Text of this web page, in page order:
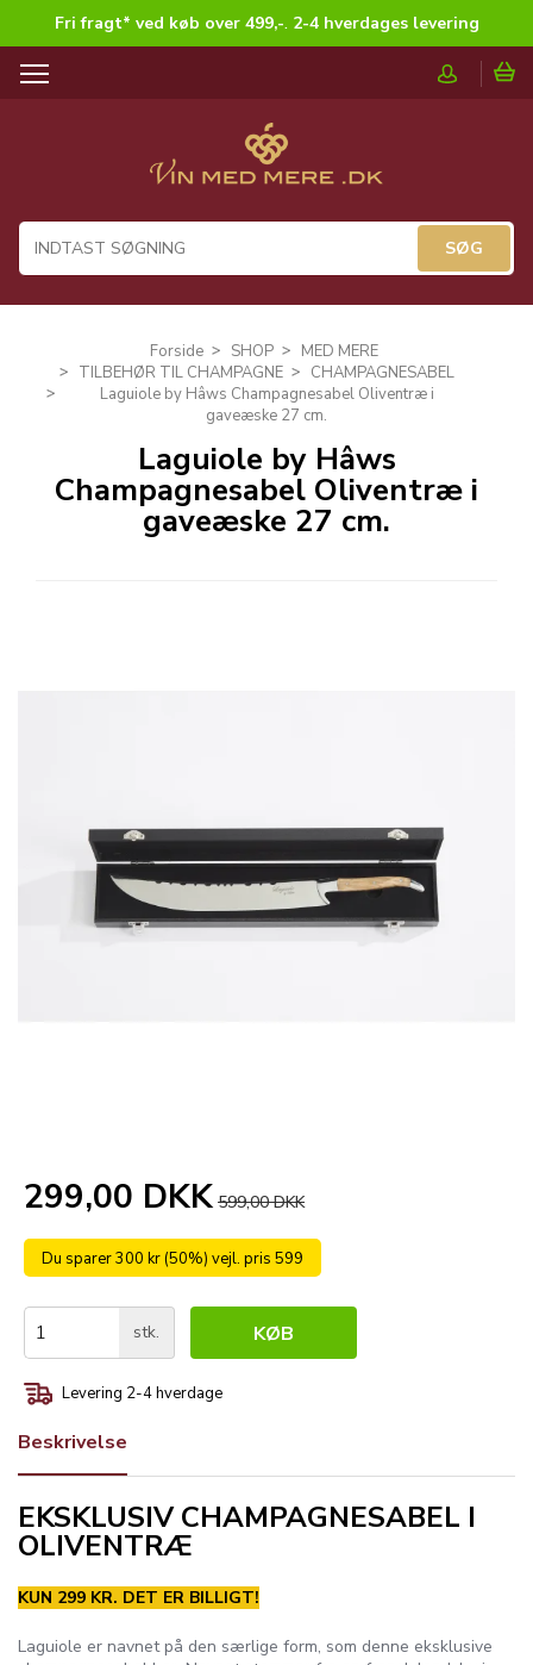
Fri fragt* ved køb over 499,-. 2-4 hverdages levering
T
a
i
Forside SHOP
MED MERE
TILBEHØR TIL CHAMPAGNE
CHAMPAGNESABEL
Laguiole by Hâws Champagnesabel Oliventræ i
gaveæske 27 cm.
Laguiole by Hâws
Champagnesabel Oliventræ i
gaveæske 27 cm.
299,00 DKK 599,00 DKK
Du sparer 300 kr (50%) vejl. pris 599
stk. KØB
Levering 2-4 hverdage
Beskrivelse
EKSKLUSIV CHAMPAGNESABEL I
OLIVENTRÆ
KUN 299 KR. DET ER BILLIGT!
Laguiole er navnet på den særlige form, som denne eksklusive